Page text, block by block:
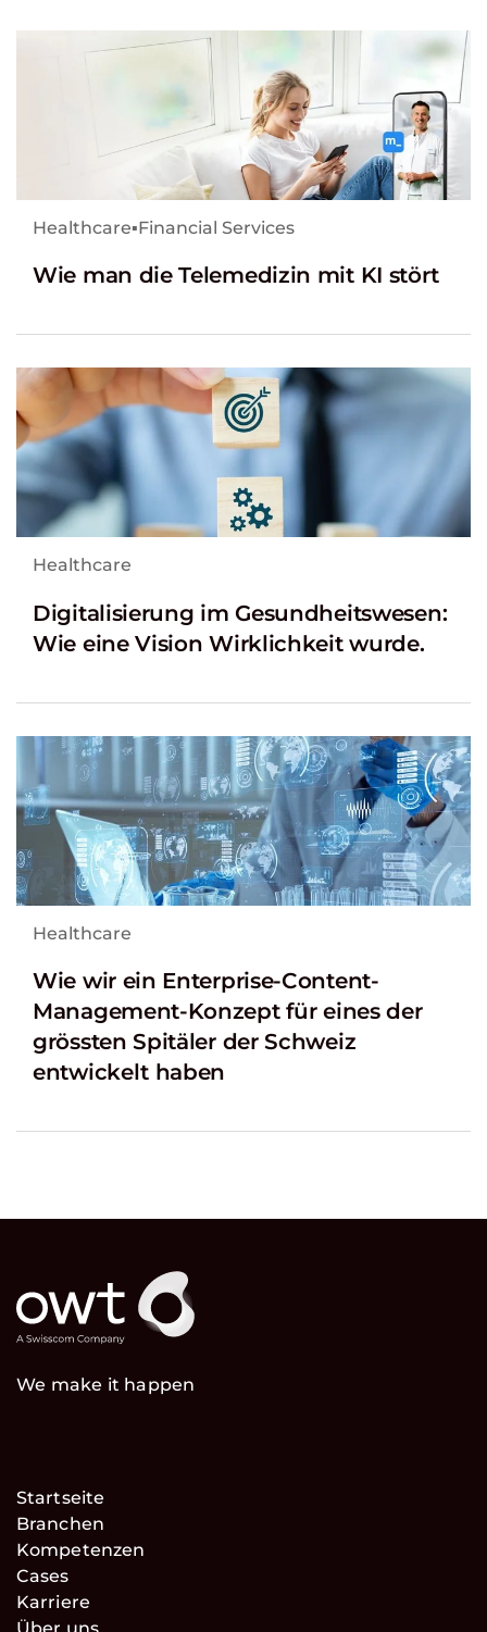
Healthcare▪Financial Services
Wie man die Telemedizin mit KI stört
Healthcare
Digitalisierung im Gesundheitswesen:
Wie eine Vision Wirklichkeit wurde.
Healthcare
Wie wir ein Enterprise-Content-
Management-Konzept für eines der
grössten Spitäler der Schweiz
entwickelt haben
We make it happen
Startseite
Branchen
Kompetenzen
Cases
Karriere